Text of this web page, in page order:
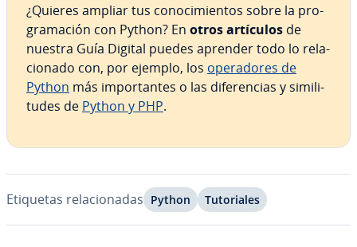
¿Quieres ampliar tus co­no­ci­mie­n­tos sobre la pro­
gra­ma­ción con Python? En otros artículos de
nuestra Guía Digital puedes aprender todo lo re­la­
cio­na­do con, por ejemplo, los ope­ra­do­res de
Python más im­po­r­ta­n­tes o las di­fe­re­n­cias y si­mi­li­
tu­des de Python y PHP.
Etiquetas re­la­cio­na­das Python Tu­to­ria­les